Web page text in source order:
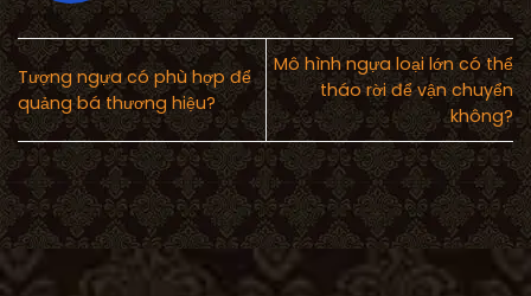
Tượng ngựa có phù hợp để
quảng bá thương hiệu?
Mô hình ngựa loại lớn có thể
tháo rời để vận chuyển
không?